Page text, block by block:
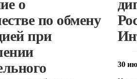
о
по обмену
при
30